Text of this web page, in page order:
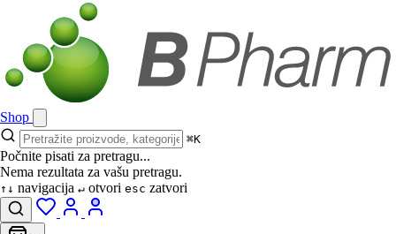
Shop
⌘K
Počnite pisati za pretragu...
Nema rezultata za vašu pretragu.
↑↓ navigacija ↵ otvori esc zatvori